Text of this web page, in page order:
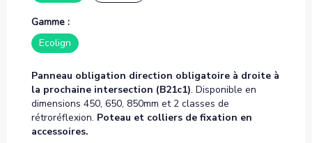
Gamme :
Ecolign
Panneau obligation direction obligatoire à droite à
la prochaine intersection (B21c1). Disponible en
dimensions 450, 650, 850mm et 2 classes de
rétroréflexion. Poteau et colliers de fixation en
accessoires.